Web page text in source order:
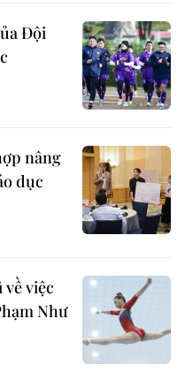
Đội
nâng
dục
việc
Như